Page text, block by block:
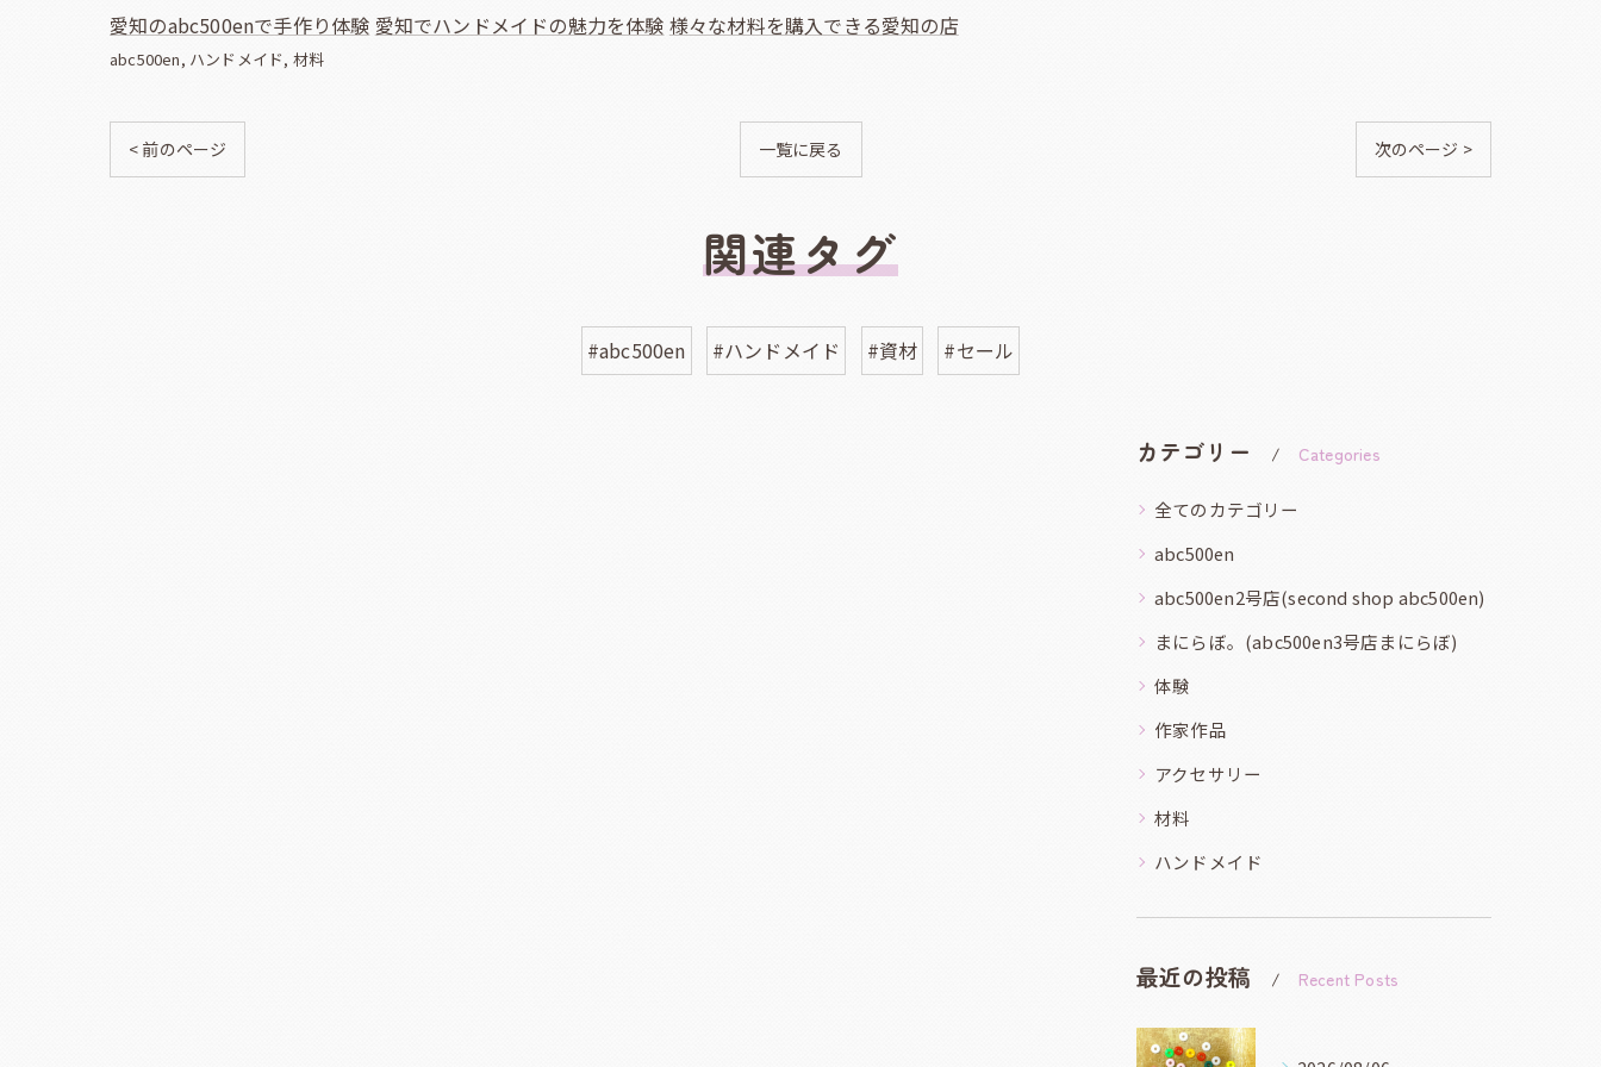
愛知のabc500enで手作り体験 愛知でハンドメイドの魅力を体験 様々な材料を購入できる愛知の店
abc500en ハンドメイド 材料
< 前のページ 一覧に戻る 次のページ >
関連タグ
#abc500en #ハンドメイド #資材 #セール
カテゴリー Categories
全てのカテゴリー
abc500en
abc500en2号店(second shop abc500en)
まにらぼ。(abc500en3号店まにらぼ)
体験
作家作品
アクセサリー
材料
ハンドメイド
最近の投稿 Recent Posts